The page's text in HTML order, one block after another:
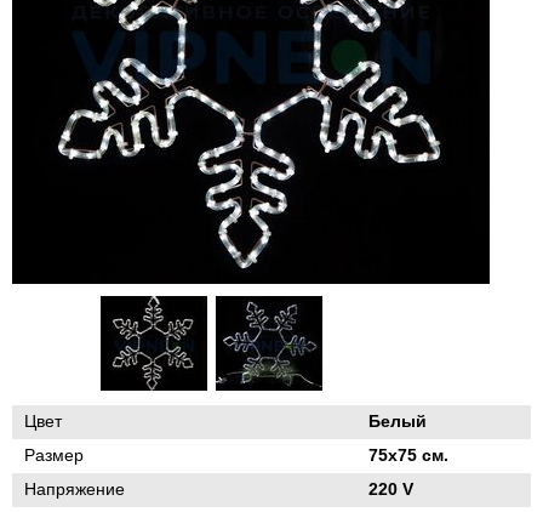
Цвет
Белый
Размер
75х75 см.
Напряжение
220 V